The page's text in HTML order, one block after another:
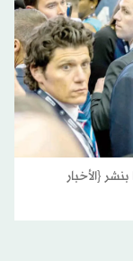
{الأخبار